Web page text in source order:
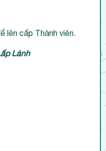
lên cấp Thành viên.
Lánh